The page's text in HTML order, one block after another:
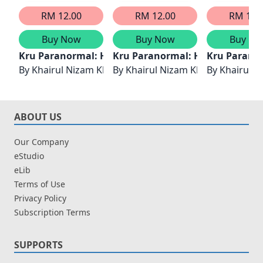
RM 12.00
Buy Now
Kru Paranormal: Hantu Air
By Khairul Nizam Khairani
RM 12.00
Buy Now
Kru Paranormal: Hantu Jarang
By Khairul Nizam Khairani
RM
Buy
Kru
By Khairul
ABOUT US
Our Company
eStudio
eLib
Terms of Use
Privacy Policy
Subscription Terms
SUPPORTS